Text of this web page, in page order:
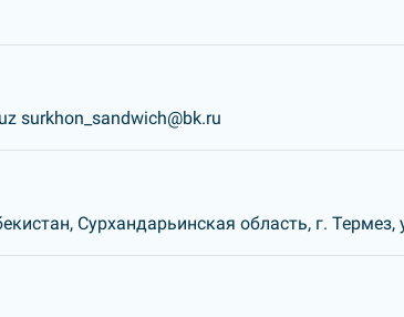
surkhon_sandwich@bk.ru
Сурхандарьинская область, г.